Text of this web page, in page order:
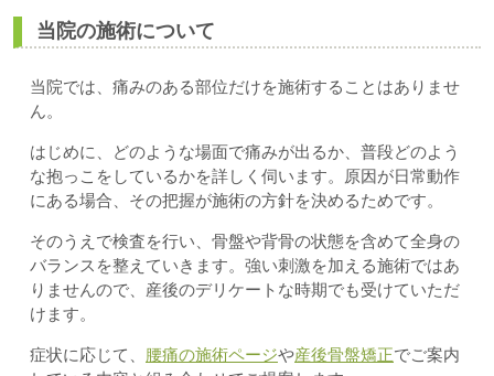
当院の施術について
当院では、痛みのある部位だけを施術することはありませ
ん。
はじめに、どのような場面で痛みが出るか、普段どのよう
な抱っこをしているかを詳しく伺います。原因が日常動作
にある場合、その把握が施術の方針を決めるためです。
そのうえで検査を行い、骨盤や背骨の状態を含めて全身の
バランスを整えていきます。強い刺激を加える施術ではあ
りませんので、産後のデリケートな時期でも受けていただ
けます。
症状に応じて、 腰痛の施術ページや産後骨盤矯正でご案内